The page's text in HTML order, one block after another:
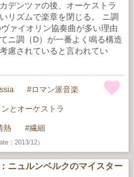
デンツァの後、オーケストラ
リズムで楽章を閉じる。 ニ調
ヴァイオリン協奏曲が多い理由
ニ調（D）が一番よく鳴る構造
慮されていると言われてい
ロマン派音楽
とオーケストラ
熱 繊細
：2013/12）
ニュルンベルクのマイスター